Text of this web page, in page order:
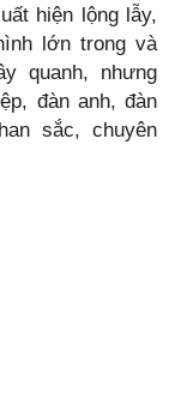
hiện lộng lẫy,
lớn trong và
quanh, nhưng
đàn anh, đàn
sắc, chuyên